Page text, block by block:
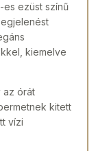
es ezüst színű
kiemelve
az órát
kitett
vízi